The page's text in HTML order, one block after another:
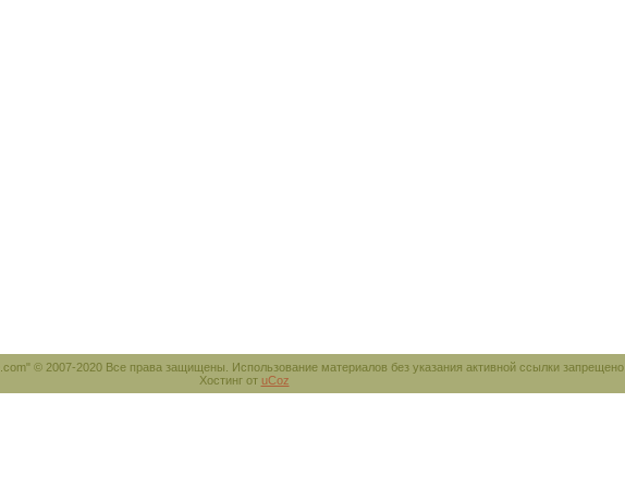
© 2007-2020 Все права защищены. Использование материалов без указания активной ссылки запрещено.
Хостинг от uCoz